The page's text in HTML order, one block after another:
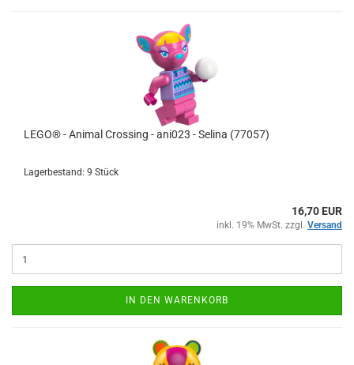
LEGO® - Animal Crossing - ani023 - Selina (77057)
Lagerbestand: 9 Stück
16,70 EUR
inkl. 19% MwSt. zzgl. Versand
IN DEN WARENKORB